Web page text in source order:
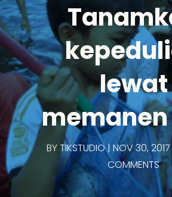
lewat
BYTIKSTUDIO NOV 30, 2017
COMMENTS